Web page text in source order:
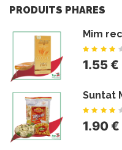
PRODUITS PHARES
Mim
1.55 €
Suntat
1.90 €